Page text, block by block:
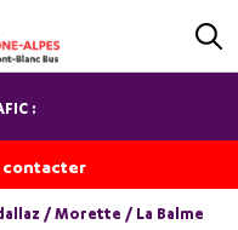
:
contacter
/ Morette / La Balme